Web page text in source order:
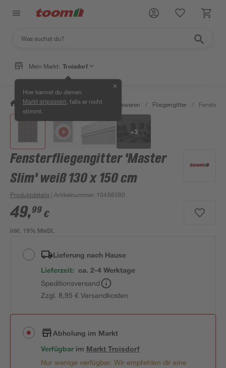
Mein Markt: Troisdorf
Hier kannst du deinen
Markt anpassen , falls er nicht
stimmt.
✕
/ Wohnen & Haushalt / Haushaltswaren / Fliegengitter /
+3
Fensterfliegengitter 'Master
Slim' weiß 130 x 150 cm
Produktdetails | Artikelnummer: 10468380
49,99 €
inkl. 19% MwSt.
Lieferung nach Hause
Lieferzeit: ca. 2-4 Werktage
Speditionsversand
Zzgl. 8,95 € Versandkosten
Abholung im Markt
Verfügbar im MarktTroisdorf
Nur wenige verfügbar. Wir empfehlen dir eine